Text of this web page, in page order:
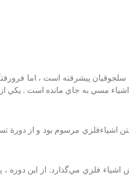
پيشرفته‌ است‌ ، اما
اشياء مسي‌ به‌ جاي‌ مانده‌ است‌ . يكي‌
مرسوم‌ بود و از دورة‌
فلزي‌ مي‌گذارد. از اين‌ دوره‌ ،